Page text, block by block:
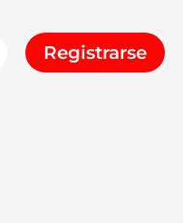
Registrarse